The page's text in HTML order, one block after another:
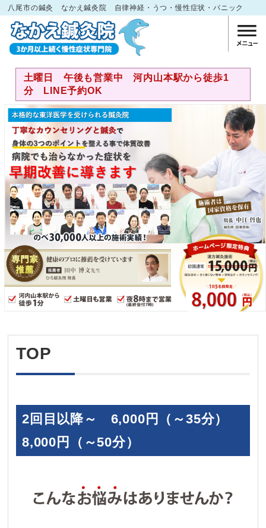
八尾市の鍼灸 なかえ鍼灸院 自律神経・うつ・慢性症状・パニック
土曜日 午後も営業中 河内山本駅から徒歩1
分 LINE予約OK
TOP
2回目以降～ 6,000円（～35分）
8,000円（～50分）